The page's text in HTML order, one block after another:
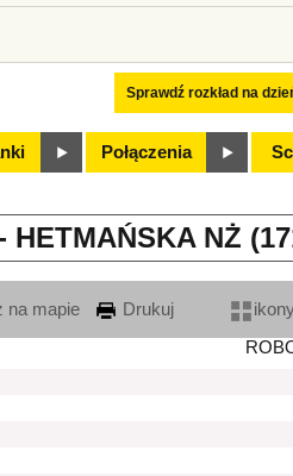
Sprawdź rozkład na
Połączenia
HETMAŃSKA NŻ
na mapie Drukuj